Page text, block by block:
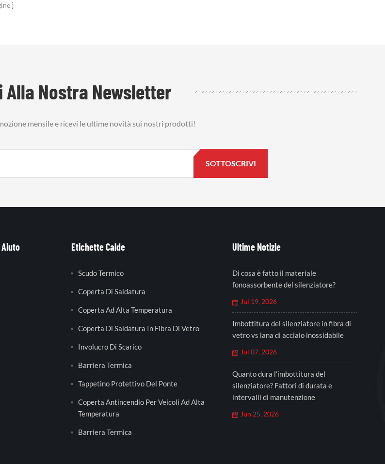
motore.
Nostra Newsletter
mensile e ricevi le ultime novità sui nostri prodotti!
Aiuto Etichette Calde
Scudo Termico
Coperta Di Saldatura
Coperta Ad Alta Temperatura
Coperta Di Saldatura In Fibra Di Vetro
Involucro Di Scarico
Barriera Termica
Tappetino Protettivo Del Ponte
Coperta Antincendio Per Veicoli Ad Alta
Temperatura
Barriera Termica
Ultime Notizie
Di cosa è fatto il materiale
fonoassorbente del silenziatore?
Jul 19, 2026
Imbottitura del silenziatore in fibra di
vetro vs lana di acciaio inossidabile
Jul 07, 2026
Quanto dura l’imbottitura del
silenziatore? Fattori di durata e
intervalli di manutenzione
Jun 25, 2026